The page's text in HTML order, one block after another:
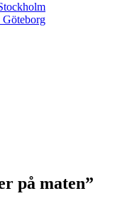
Göteborg
på maten”